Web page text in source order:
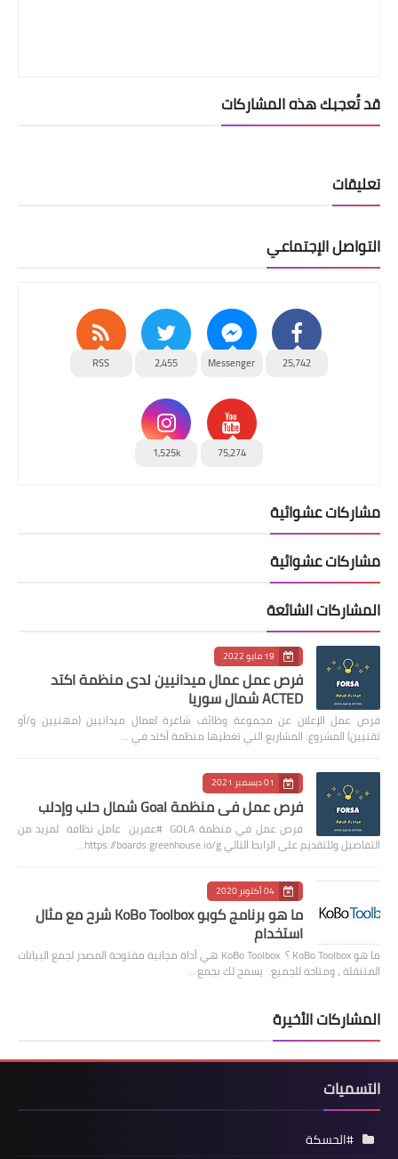
قد تُعجبك هذه المشاركات
تعليقات
التواصل الإجتماعي
25,742
Messenger
2,455
RSS
75,274
1,525k
مشاركات عشوائية
مشاركات عشوائية
المشاركات الشائعة
19 مايو 2022
فرص عمل عمال ميدانيين لدى منظمة اكتد
ACTED شمال سوريا
فرص عمل الإعلان عن مجموعة وظائف شاغرة لعمال ميدانيين (مهنيين و/أو
تقنيين) المشروع: المشاريع التي تغطيها منظمة أكتد في …
01 ديسمبر 2021
فرص عمل في منظمة Goal شمال حلب وإدلب
فرص عمل في منظمة GOLA #عفرين عامل نظافة لمزيد من
التفاصيل وللتقديم على الرابط التالي https://boards.greenhouse.io/g…
04 أكتوبر 2020
ما هو برنامج كوبو KoBo Toolbox شرح مع مثال
استخدام
ما هو KoBo Toolbox ؟ KoBo Toolbox هي أداة مجانية مفتوحة المصدر لجمع البيانات
المتنقلة ، ومتاحة للجميع. يسمح لك بجمع …
المشاركات الأخيرة
التسميات
#الحسكة